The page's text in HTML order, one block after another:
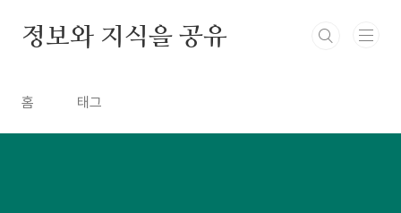
정보와 지식을 공유
홈 태그